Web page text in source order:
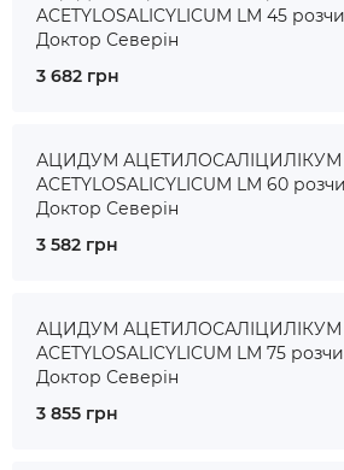
ACETYLOSALICYLICUM LM 45
Доктор Северін
3 682 грн
АЦИДУМ АЦЕТИЛОСАЛІЦИЛІКУМ
ACETYLOSALICYLICUM LM 60
Доктор Северін
3 582 грн
АЦИДУМ АЦЕТИЛОСАЛІЦИЛІКУМ
ACETYLOSALICYLICUM LM 75
Доктор Северін
3 855 грн